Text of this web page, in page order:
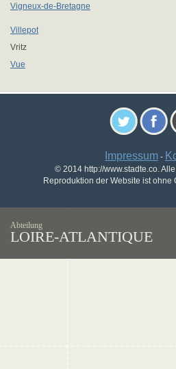
Vigneux-de-Bretagne
Villepot
Vritz
Vue
Impressum -
© 2014 http://www.stadte.co.
Reproduktion der Website ist ohne
Abteilung
LOIRE-ATLANTIQUE